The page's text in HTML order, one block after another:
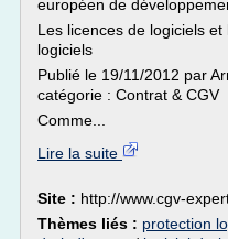
européen de
Les licences de logiciels
logiciels
Publié le 19/11/2012 par
catégorie : Contrat & CGV
Comme...
Lire la suite
Site : http://www.cgv-
Thèmes liés : protection